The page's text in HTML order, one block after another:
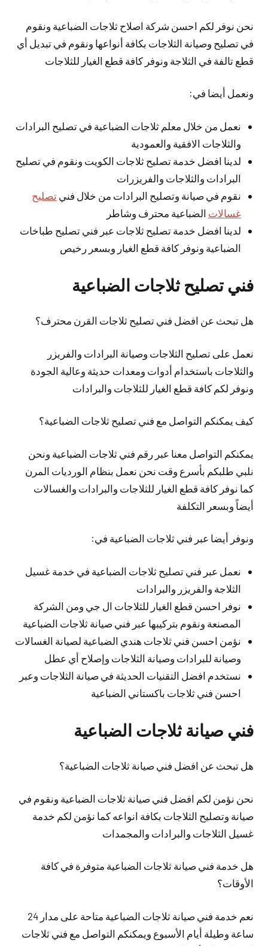
نحن نوفر لكم احسن شركة اصلاح ثلاجات الضباعية ونقوم
في تصليح وصيانة الثلاجات بكافة أنواعها ونقوم في تبديل أي
قطع تالفة في الثلاجة ونوفر كافة قطع الغيار للثلاجات
ونعمل أيضا في:
نعمل من خلال معلم ثلاجات الضباعية في تصليح البرادات
والثلاجات الافقية والعمودية
لدينا افضل خدمة تصليح ثلاجات الكويت ونقوم في تصليح
البرادات والثلاجات والفريزرات
نقوم في صيانة وتصليح البرادات من خلال فنيتصليح
غسالات الضباعية محترف وشاطر
لدينا افضل خدمة تصليح ثلاجات عبر فني تصليح طباخات
الضباعية ونوفر كافة قطع الغيار وبسعر رخيص
فني تصليح ثلاجات الضباعية
هل تبحث عن افضل فني تصليح ثلاجات القرن محترف؟
نعمل على تصليح الثلاجات وصيانة البرادات والفريزر
والثلاجات باستخدام أدوات ومعدات حديثة وعالية الجودة
ونوفر لكم كافة قطع الغيار للثلاجات والبرادات
كيف يمكنكم التواصل مع فني تصليح ثلاجات الضباعية؟
يمكنكم التواصل معنا عبر رقم فني ثلاجات الضباعية ونحن
نلبي طلبكم بأسرع وقت نحن نعمل بنظام الورديات المرن
كما نوفر كافة قطع الغيار للثلاجات والبرادات والغسالات
أيضاً وبسعر التكلفة
ونوفر أيضا عبر فني ثلاجات الضباعية في:
نعمل عبر فني تصليح ثلاجات الضباعية في خدمة غسيل
الثلاجة والفريزر والبرادات
نوفر احسن قطع الغيار للثلاجات ال جي ومن الشركة
المصنعة ونقوم بتركيبها عبر فني صيانة ثلاجات الضباعية
نؤمن احسن فني ثلاجات هندي الضباعية لصيانة الغسالات
وصيانة للبرادات وصيانة الثلاجات وإصلاح أي عطل
نستخدم افضل التقنيات الحديثة في صيانة الثلاجات وعبر
احسن فني ثلاجات باكستاني الضباعية
فني صيانة ثلاجات الضباعية
هل تبحث عن افضل فني صيانة ثلاجات الضباعية؟
نحن نؤمن لكم افضل فني صيانة ثلاجات الضباعية ونقوم في
صيانة وتصليح الثلاجات بكافة انواعه كما نؤمن لكم خدمة
غسيل الثلاجات والبرادات والمجمدات
هل خدمة فني صيانة ثلاجات الضباعية متوفرة في كافة
الأوقات؟
نعم خدمة فني صيانة ثلاجات الضباعية متاحة على مدار 24
ساعة وطيلة أيام الأسبوع ويمكنكم التواصل مع فني ثلاجات